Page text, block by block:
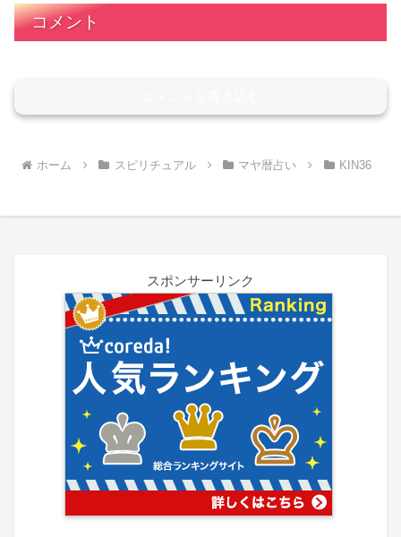
コメント
ホーム スピリチュアル マヤ暦占い KIN36
スポンサーリンク